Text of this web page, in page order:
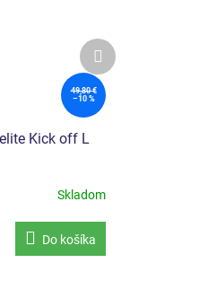
49,80 €
–10 %
Kick off L
Skladom
Do košíka
Ďalší
produkt